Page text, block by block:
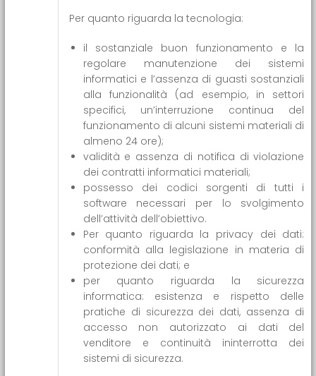
Per quanto riguarda la tecnologia:
il sostanziale buon funzionamento e la
regolare manutenzione dei sistemi
informatici e l’assenza di guasti sostanziali
alla funzionalità (ad esempio, in settori
specifici, un’interruzione continua del
funzionamento di alcuni sistemi materiali di
almeno 24 ore);
validità e assenza di notifica di violazione
dei contratti informatici materiali;
possesso dei codici sorgenti di tutti i
software necessari per lo svolgimento
dell’attività dell’obiettivo.
Per quanto riguarda la privacy dei dati:
conformità alla legislazione in materia di
protezione dei dati; e
per quanto riguarda la sicurezza
informatica: esistenza e rispetto delle
pratiche di sicurezza dei dati, assenza di
accesso non autorizzato ai dati del
venditore e continuità ininterrotta dei
sistemi di sicurezza.